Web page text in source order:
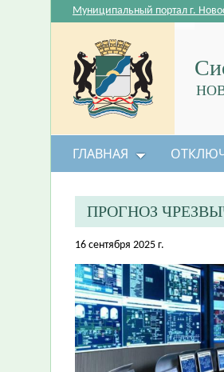
Муниципальный портал г.
ГЛАВНАЯ
ПРОГНОЗ
16 сентября 2025 г.